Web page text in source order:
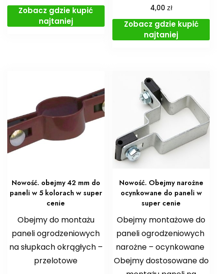
Zobacz gdzie kupić
najtaniej
4,00 zł
Zobacz gdzie kupić
najtaniej
Nowość. obejmy 42 mm do
paneli w 5 kolorach w super
cenie
Obejmy do montażu
paneli ogrodzeniowych
na słupkach okrągłych –
przelotowe
Nowość. Obejmy narożne
ocynkowane do paneli w
super cenie
Obejmy montażowe do
paneli ogrodzeniowych
narożne – ocynkowane
Obejmy dostosowane do